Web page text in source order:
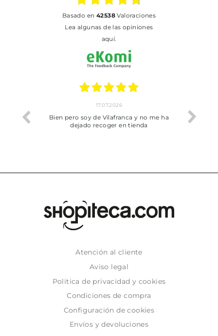
basado en 42538Valoraciones
Lea algunas de las opiniones
aquí.
trobat
17.07.2026
Bien pero soy de Vilafranca y no me ha
dejado recoger en tienda
Atención al cliente
Aviso legal
Politica de privacidad y cookies
Condiciones de compra
Configuración de cookies
Envíos y devoluciones